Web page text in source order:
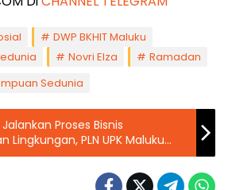
DWP BKHIT Maluku
Novri Elza
Ramadan
Sedunia
Proses Bisnis
Lingkungan, PLN UPK Maluku
PROPER Biru Kementerian